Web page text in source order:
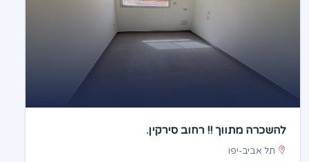
להשכרה מתווך !! רחוב סירקין.
תל אביב-יפו